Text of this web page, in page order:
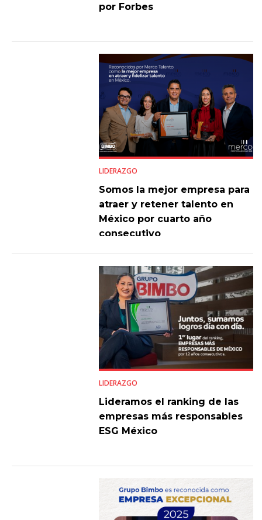
por Forbes
LIDERAZGO
Somos la mejor empresa para
atraer y retener talento en
México por cuarto año
consecutivo
LIDERAZGO
Lideramos el ranking de las
empresas más responsables
ESG México